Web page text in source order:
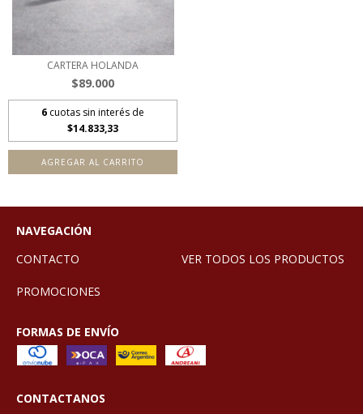
CARTERA HOLANDA
$89.000
6 cuotas sin interés de
$14.833,33
NAVEGACIÓN
CONTACTO
VER TODOS LOS PRODUCTOS
PROMOCIONES
FORMAS DE ENVÍO
CONTACTANOS